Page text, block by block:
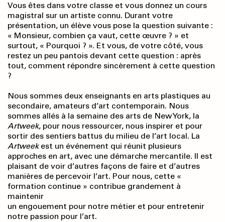
Vous êtes dans votre classe et vous donnez un cours
magistral sur un artiste connu. Durant votre
présentation, un élève vous pose la question suivante :
« Monsieur, combien ça vaut, cette œuvre ? » et
surtout, « Pourquoi ? ». Et vous, de votre côté, vous
restez un peu pantois devant cette question : après
tout, comment répondre sincèrement à cette question
?
Nous sommes deux enseignants en arts plastiques au
secondaire, amateurs d’art contemporain. Nous
sommes allés à la semaine des arts de New York, la
Artweek, pour nous ressourcer, nous inspirer et pour
sortir des sentiers battus du milieu de l’art local. La
Artweekest un événement qui réunit plusieurs
approches en art, avec une démarche mercantile. Il est
plaisant de voir d’autres façons de faire et d’autres
manières de percevoir l’art. Pour nous, cette «
formation continue » contribue grandement à
maintenir
un engouement pour notre métier et pour entretenir
notre passion pour l’art.